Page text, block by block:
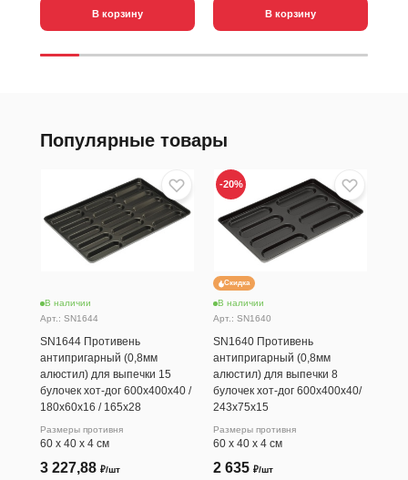
В корзину В корзину
Популярные товары
В наличии
Арт.: SN1644
SN1644 Противень
антипригарный (0,8мм
алюстил) для выпечки 15
булочек хот-дог 600х400х40 /
180х60х16 / 165х28
Размеры противня
60 х 40 х 4 см
3 227,88 ₽/шт
Скидка
В наличии
Арт.: SN1640
SN1640 Противень
антипригарный (0,8мм
алюстил) для выпечки 8
булочек хот-дог 600х400х40/
243х75х15
Размеры противня
60 х 40 х 4 см
2 635 ₽/шт
-20%